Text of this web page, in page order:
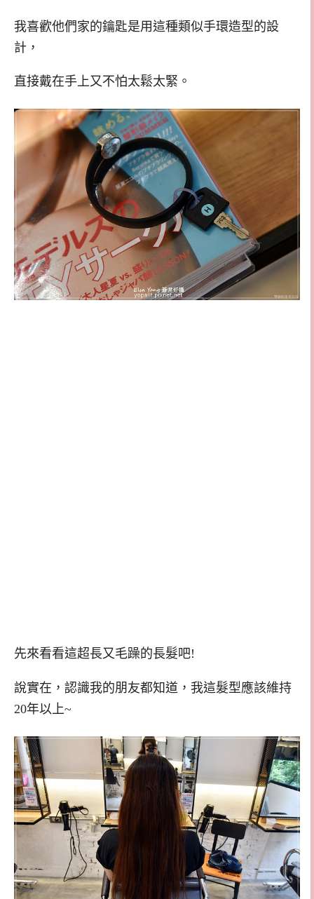
我喜歡他們家的鑰匙是用這種類似手環造型的設
計，
直接戴在手上又不怕太鬆太緊。
先來看看這超長又毛躁的長髮吧!
說實在，認識我的朋友都知道，我這髮型應該維持
20年以上~